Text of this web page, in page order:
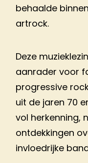
behaalde
artrock.
Deze
aanrader voor
progressive
uit de jaren 70
vol herkenning,
ontdekkingen
invloedrijke